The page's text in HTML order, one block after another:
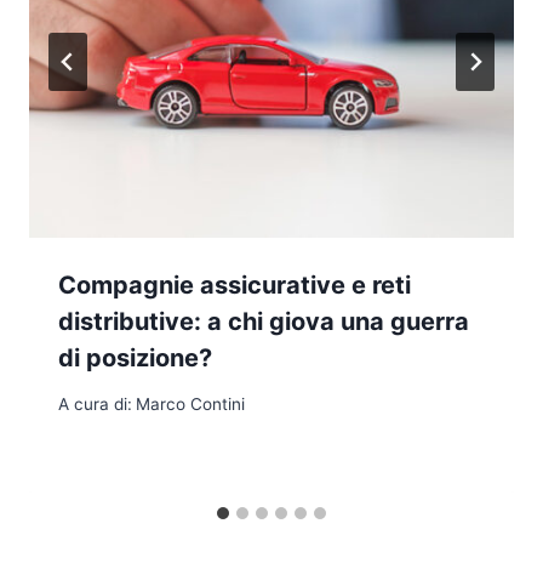
Compagnie assicurative e reti
distributive: a chi giova una guerra
di posizione?
A cura di: Marco Contini